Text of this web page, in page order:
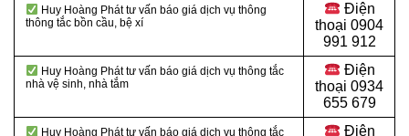
Huy Hoàng Phát tư vấn báo giá dịch vụ thông
thông tắc bồn cầu, bệ xí
Điện
thoại 0904
991 912
Huy Hoàng Phát tư vấn báo giá dịch vụ thông tắc
nhà vệ sinh, nhà tắm
Điện
thoại 0934
655 679
Huy Hoàng Phát tư vấn báo giá dịch vụ thông tắc
Điện